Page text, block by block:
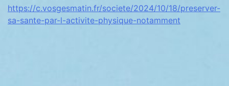
https://c.vosgesmatin.fr/societe/2024/10/18/preserver-
sa-sante-par-l-activite-physique-notamment